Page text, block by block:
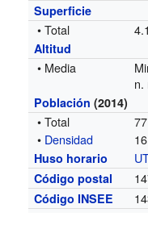
Superficie
• Total
Altitud
• Media
n.
Población (2014)
• Total
• Densidad
Huso horario
Código postal
Código INSEE